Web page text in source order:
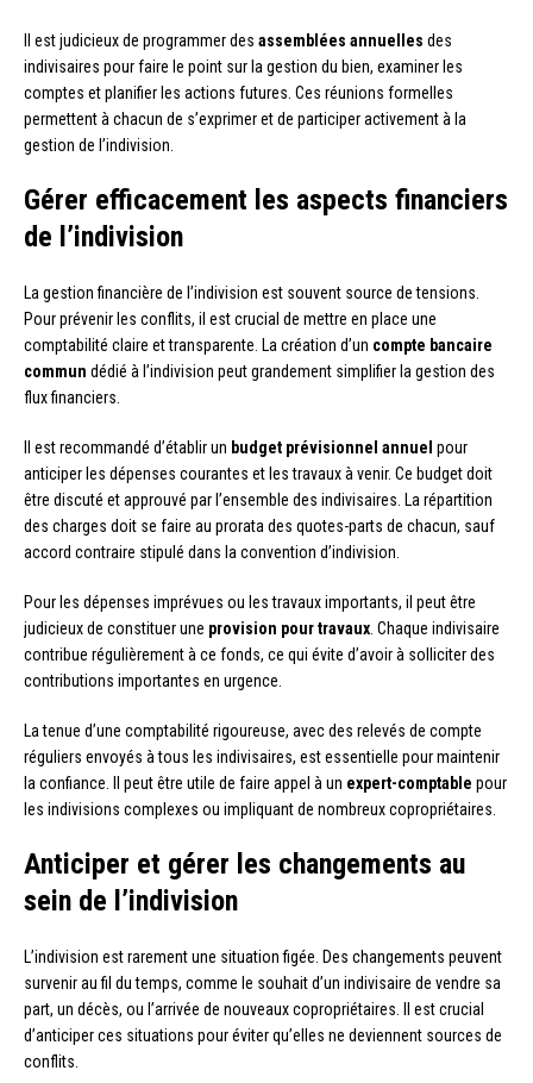
Il est judicieux de programmer des assemblées annuelles des
indivisaires pour faire le point sur la gestion du bien, examiner les
comptes et planifier les actions futures. Ces réunions formelles
permettent à chacun de s’exprimer et de participer activement à la
gestion de l’indivision.
Gérer efficacement les aspects financiers
de l’indivision
La gestion financière de l’indivision est souvent source de tensions.
Pour prévenir les conflits, il est crucial de mettre en place une
comptabilité claire et transparente. La création d’un compte bancaire
commun dédié à l’indivision peut grandement simplifier la gestion des
flux financiers.
Il est recommandé d’établir un budget prévisionnel annuel pour
anticiper les dépenses courantes et les travaux à venir. Ce budget doit
être discuté et approuvé par l’ensemble des indivisaires. La répartition
des charges doit se faire au prorata des quotes-parts de chacun, sauf
accord contraire stipulé dans la convention d’indivision.
Pour les dépenses imprévues ou les travaux importants, il peut être
judicieux de constituer une provision pour travaux . Chaque indivisaire
contribue régulièrement à ce fonds, ce qui évite d’avoir à solliciter des
contributions importantes en urgence.
La tenue d’une comptabilité rigoureuse, avec des relevés de compte
réguliers envoyés à tous les indivisaires, est essentielle pour maintenir
la confiance. Il peut être utile de faire appel à un expert-comptable pour
les indivisions complexes ou impliquant de nombreux copropriétaires.
Anticiper et gérer les changements au
sein de l’indivision
L’indivision est rarement une situation figée. Des changements peuvent
survenir au fil du temps, comme le souhait d’un indivisaire de vendre sa
part, un décès, ou l’arrivée de nouveaux copropriétaires. Il est crucial
d’anticiper ces situations pour éviter qu’elles ne deviennent sources de
conflits.